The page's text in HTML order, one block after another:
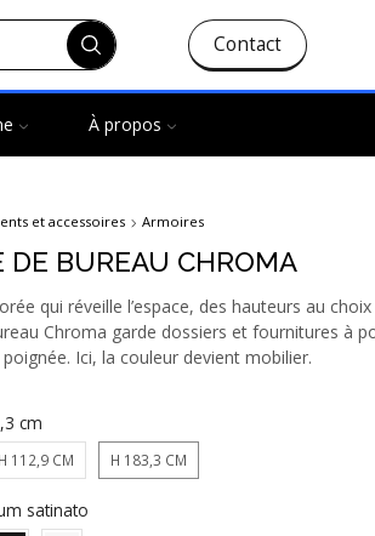
Contact
À propos
et accessoires Armoires
DE BUREAU CHROMA
qui réveille l’espace, des hauteurs au
Chroma garde dossiers et fournitures à
Ici, la couleur devient mobilier.
H 112,9 CM H 183,3 CM